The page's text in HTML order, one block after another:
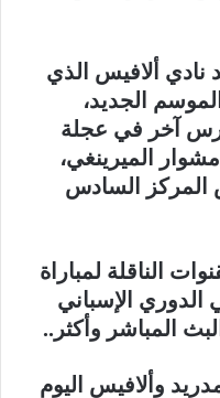
نادي ألافيس الذي
الجديد،
آخر في عجلة
الميرينغي،
المركز السادس
الناقلة لمباراة
الدوري الإسباني
مدريد وألافيس اليوم